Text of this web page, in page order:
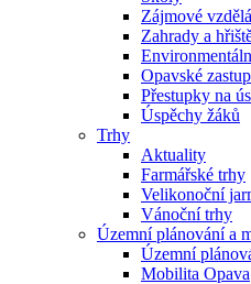
Zájmové
Zahrady a
Opavské
Přestupky na
Úspěchy žáků
Trhy
Aktuality
Farmářské trhy
Velikonoční
Vánoční trhy
Územní plánování a
Územní
Mobilita Opava